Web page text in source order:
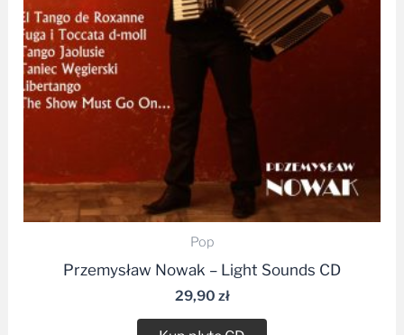
Pop
Przemysław Nowak – Light Sounds CD
29,90 zł
Kup płytę CD